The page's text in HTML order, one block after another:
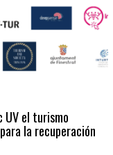
el turismo
la recuperación